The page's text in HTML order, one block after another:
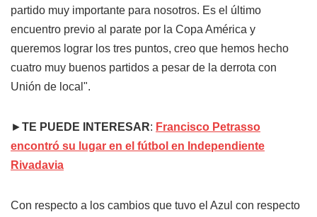
partido muy importante para nosotros. Es el último
encuentro previo al parate por la Copa América y
queremos lograr los tres puntos, creo que hemos hecho
cuatro muy buenos partidos a pesar de la derrota con
Unión de local".
►TE PUEDE INTERESAR: Francisco Petrasso
encontró su lugar en el fútbol en Independiente
Rivadavia
Con respecto a los cambios que tuvo el Azul con respecto